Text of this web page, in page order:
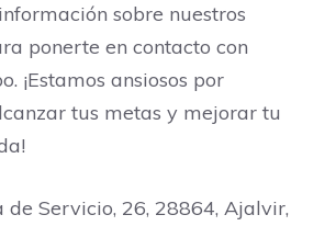
sobre nuestros
ponerte en contacto con
¡Estamos ansiosos por
tus metas y mejorar tu
de Servicio, 26, 28864, Ajalvir,